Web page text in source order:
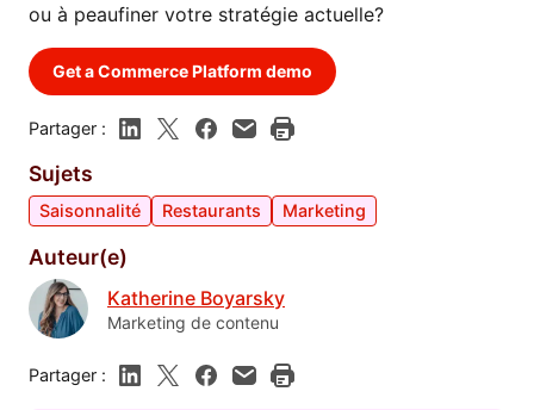
ou à peaufiner votre stratégie actuelle?
Get a Commerce Platform demo
Partager :
Sujets
Saisonnalité Restaurants Marketing
Auteur(e)
Katherine Boyarsky
Marketing de contenu
Partager :